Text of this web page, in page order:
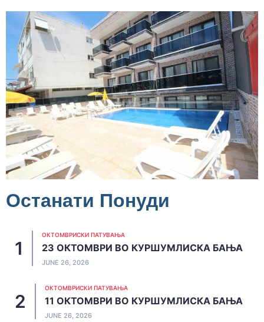
Останати Понуди
ОКТОМВРИСКИ ПАТУВАЊА
23 ОКТОМВРИ ВО КУРШУМЛИСКА БАЊА
JUNE 26, 2026
ОКТОМВРИСКИ ПАТУВАЊА
11 ОКТОМВРИ ВО КУРШУМЛИСКА БАЊА
JUNE 26, 2026